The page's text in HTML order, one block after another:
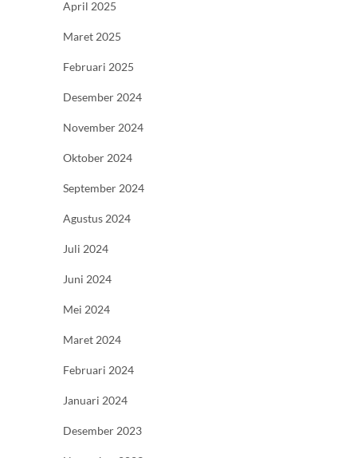
April 2025
Maret 2025
Februari 2025
Desember 2024
November 2024
Oktober 2024
September 2024
Agustus 2024
Juli 2024
Juni 2024
Mei 2024
Maret 2024
Februari 2024
Januari 2024
Desember 2023